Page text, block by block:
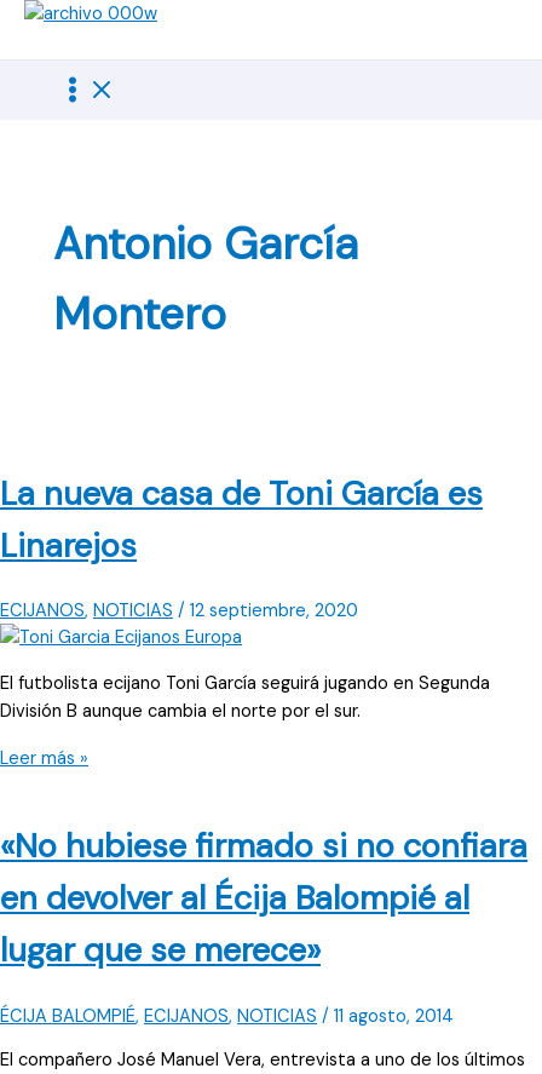
Antonio García
Montero
La nueva casa de Toni García es
Linarejos
ECIJANOS, NOTICIAS / 12 septiembre, 2020
El futbolista ecijano Toni García seguirá jugando en Segunda
División B aunque cambia el norte por el sur.
La
de
Toni
García
Linarejos
Leer más »
«No hubiese firmado si no confiara
en devolver al Écija Balompié al
lugar que se merece»
ÉCIJA BALOMPIÉ, ECIJANOS, NOTICIAS / 11 agosto, 2014
El compañero José Manuel Vera, entrevista a uno de los últimos